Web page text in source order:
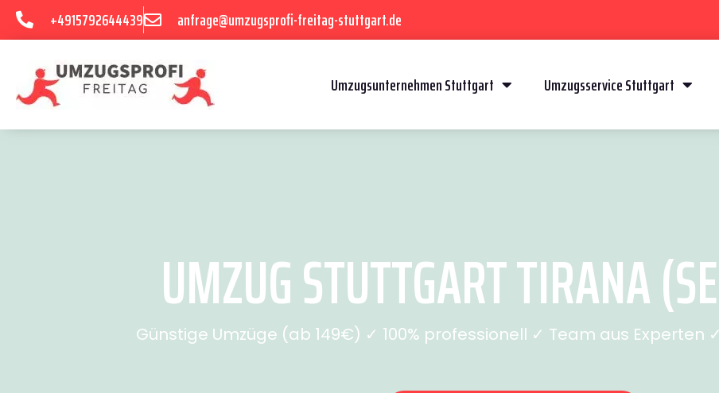
+4915792644439 anfrage@umzugsprofi-freitag-stuttgart.de
Umzugsunternehmen Stuttgart Umzugsservice Stuttgart
UMZUG STUTTGART TIRANA
Günstige Umzüge (ab 149€) ✓ 100% professionell ✓ Team aus Experten